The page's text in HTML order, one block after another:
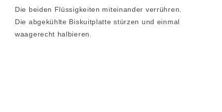
Die beiden Flüssigkeiten miteinander verrühren.
Die abgekühlte Biskuitplatte stürzen und einmal
waagerecht halbieren.